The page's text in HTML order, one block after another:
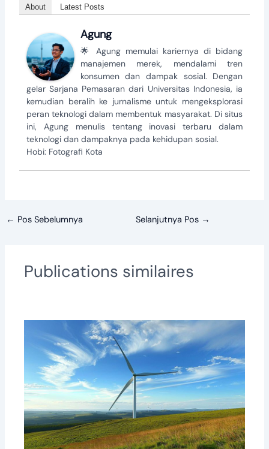
About Latest Posts
Agung
🌟 Agung memulai kariernya di bidang
manajemen merek, mendalami tren
konsumen dan dampak sosial. Dengan
gelar Sarjana Pemasaran dari Universitas Indonesia, ia
kemudian beralih ke jurnalisme untuk mengeksplorasi
peran teknologi dalam membentuk masyarakat. Di situs
ini, Agung menulis tentang inovasi terbaru dalam
teknologi dan dampaknya pada kehidupan sosial.
Hobi: Fotografi Kota
← Pos Sebelumnya Selanjutnya Pos →
Publications similaires